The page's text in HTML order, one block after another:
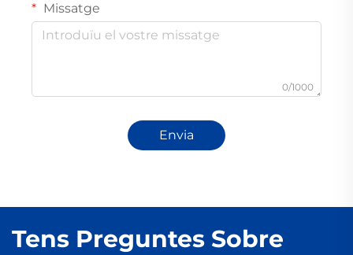
Missatge
0/1000
Envia
Tens Preguntes Sobre